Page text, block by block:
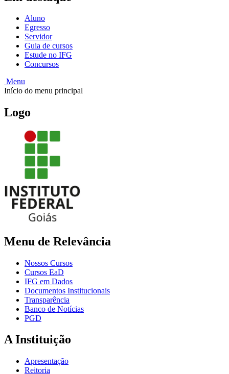
Aluno
Egresso
Servidor
Guia de cursos
Estude no IFG
Concursos
Menu
Início do menu principal
Logo
Menu de Relevância
Nossos Cursos
Cursos EaD
IFG em Dados
Documentos Institucionais
Transparência
Banco de Notícias
PGD
A Instituição
Apresentação
Reitoria